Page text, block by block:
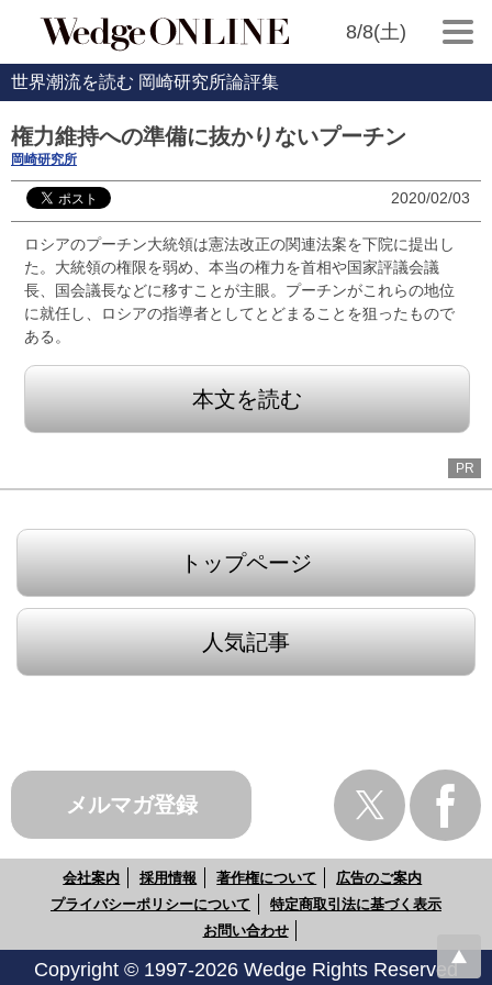
8/8(土)
世界潮流を読む 岡崎研究所論評集
権力維持への準備に抜かりないプーチン
岡崎研究所
2020/02/03
ロシアのプーチン大統領は憲法改正の関連法案を下院に提出し
た。大統領の権限を弱め、本当の権力を首相や国家評議会議
長、国会議長などに移すことが主眼。プーチンがこれらの地位
に就任し、ロシアの指導者としてとどまることを狙ったもので
ある。
本文を読む
PR
トップページ
人気記事
メルマガ登録
会社案内 採用情報 著作権について
広告のご案内
プライバシーポリシーについて
特定商取引法に基づく表示
お問い合わせ
Copyright © 1997-2026 Wedge Rights Reserved